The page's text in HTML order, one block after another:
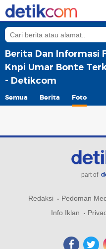
Berita Dan Informasi
Knpi Umar Bonte
- Detikcom
Semua Berita Foto
part of
Redaksi Pedoman
Info Iklan